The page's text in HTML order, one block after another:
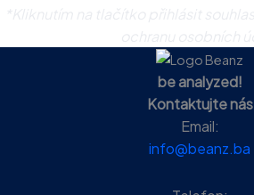
be analyzed!
Kontaktujte nás
Email:
info@beanz.ba